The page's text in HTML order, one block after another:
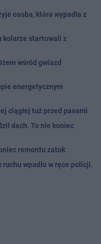
osoba, która wypadła z
kolarze startowali z
wśród gwiazd
energetycznym
ciągłej tuż przed pasami
dach. To nie koniec
remontu zatok
wpadło w ręce policji.